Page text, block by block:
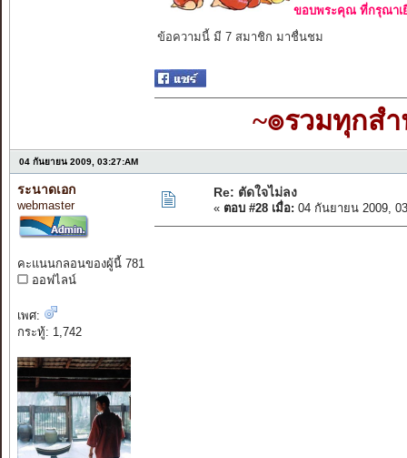
ขอบพระคุณ ที่กรุณาเ
ข้อความนี้ มี 7 สมาชิก มาชื่นชม
~๏รวมทุกส
04 กันยายน 2009, 03:27:AM
ระนาดเอก
webmaster
คะแนนกลอนของผู้นี้ 781
ออฟไลน์
เพศ:
กระทู้: 1,742
Re: ตัดใจไม่ลง
« ตอบ #28 เมื่อ: 04 กันยายน 2009,